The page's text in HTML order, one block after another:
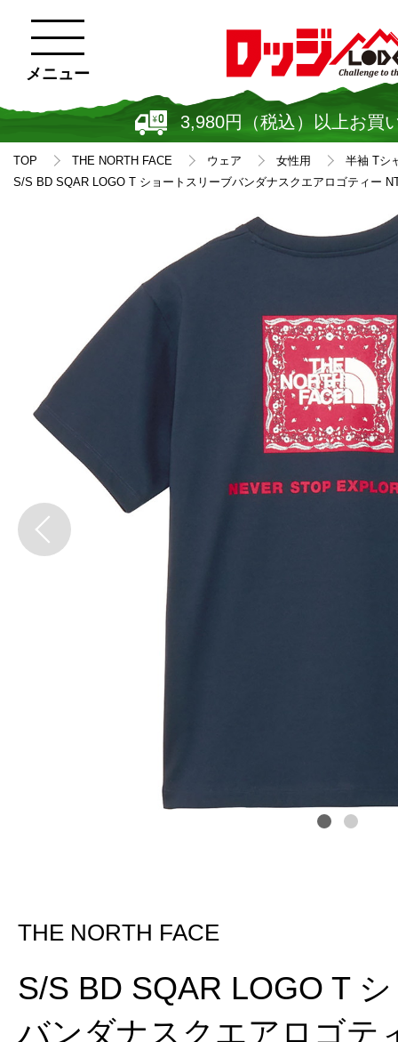
3,980円（税込）以上お買
メニュー
TOP THE NORTH FACE ウェア 女性用
半袖 Tシ
S/S BD SQAR LOGO T ショートスリーブバンダナスクエアロゴティー
THE NORTH FACE
S/S BD SQAR LOGO T
バンダナスクエアロゴテ